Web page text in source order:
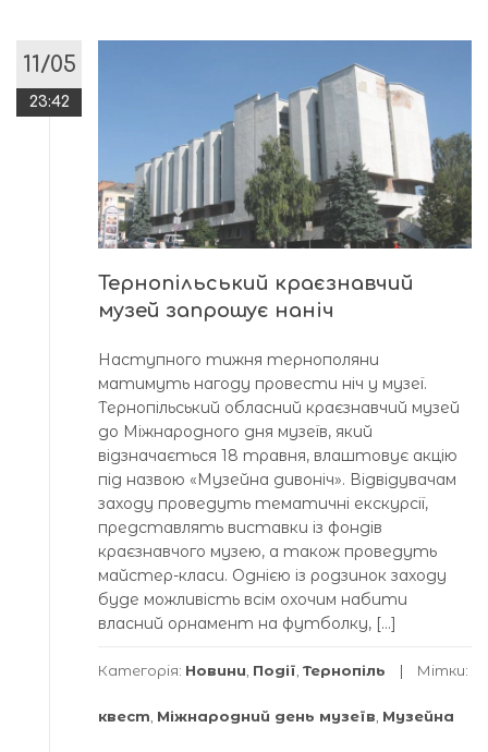
11/05
23:42
Тернопільський краєзнавчий
музей запрошує наніч
Наступного тижня тернополяни
матимуть нагоду провести ніч у музеї.
Тернопільський обласний краєзнавчий музей
до Міжнародного дня музеїв, який
відзначається 18 травня, влаштовує акцію
під назвою «Музейна дивоніч». Відвідувачам
заходу проведуть тематичні екскурсії,
представлять виставки із фондів
краєзнавчого музею, а також проведуть
майстер-класи. Однією із родзинок заходу
буде можливість всім охочим набити
власний орнамент на футболку, […]
Категорія: Новини Події Тернопіль Мітки:
квест Міжнародний день музеїв Музейна